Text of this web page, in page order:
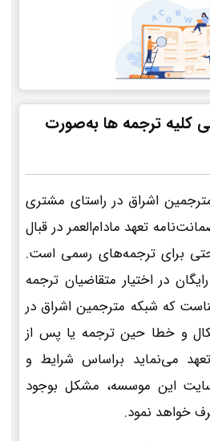
کلیه ترجمه ها به‌صورت
اشراق در راستای مشتری
تعهد مادام‌العمر در قبال
برای ترجمه‌های رسمی است.
در اختیار متقاضیان ترجمه
که شبکه مترجمین اشراق در
و خطا حین ترجمه یا پس از
می‌نماید براساس شرایط و
این موسسه، مشکل بوجود
خواهد نمود.